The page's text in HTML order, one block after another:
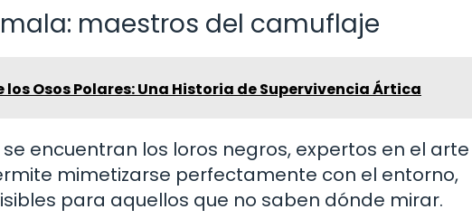
maestros del camuflaje
los Osos Polares: Una Historia de Supervivencia Ártica
encuentran los loros negros, expertos en el
mimetizarse perfectamente con el entorno,
para aquellos que no saben dónde mirar.